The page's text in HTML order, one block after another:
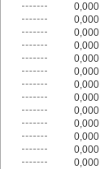
0,000
0,000
0,000
0,000
0,000
0,000
0,000
0,000
0,000
0,000
0,000
0,000
0,000